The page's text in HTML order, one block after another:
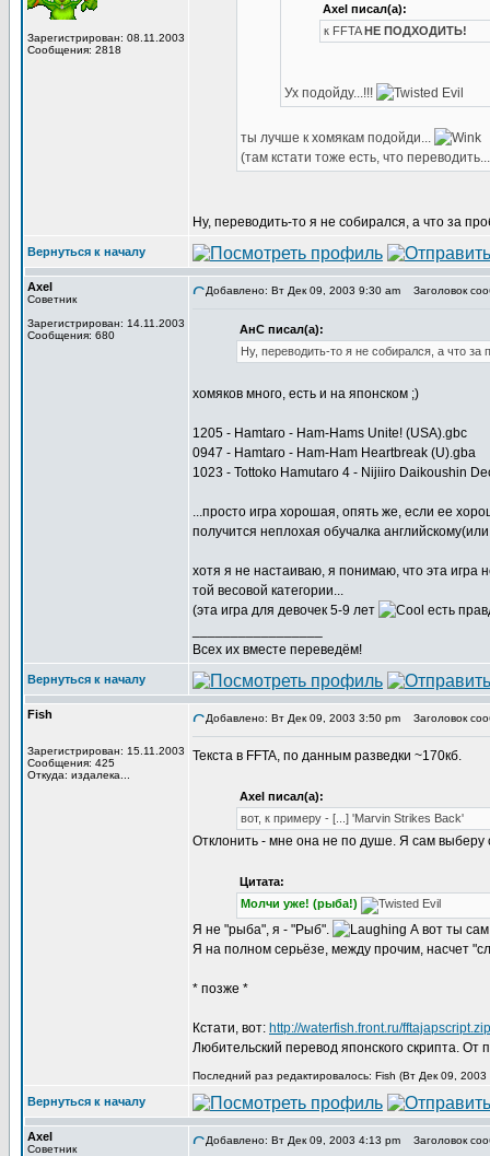
Зарегистрирован: 08.11.2003
Сообщения: 2818
Axel писал(а):
к FFTAНЕ ПОДХОДИТЬ!
Ух подойду...!!!
ты лучше к хомякам подойди...
(там кстати тоже есть, что
Ну, переводить-то я не собирался, а что за
Вернуться к началу
Axel
Советник
Зарегистрирован: 14.11.2003
Сообщения: 680
Добавлено: Вт Дек 09, 2003 9:30 am Заголовок
АнС писал(а):
Ну, переводить-то я не собирался, а что
хомяков много, есть и на японском ;)
1205 - Hamtaro - Ham-Hams Unite! (USA).gbc
0947 - Hamtaro - Ham-Ham Heartbreak (U).gba
1023 - Tottoko Hamutaro 4 - Nijiiro Daikoushin
...просто игра хорошая, опять же, если ее
получится неплохая обучалка
хотя я не настаиваю, я понимаю, что эта игра
той весовой категории...
(эта игра для девочек 5-9 лет
есть
Всех их вместе переведём!
Вернуться к началу
Fish
Зарегистрирован: 15.11.2003
Сообщения: 425
Откуда: издалека...
Добавлено: Вт Дек 09, 2003 3:50 pm Заголовок
Текста в FFTA, по данным разведки ~170кб.
Axel писал(а):
вот, к примеру - [...] 'Marvin Strikes Back'
Отклонить - мне она не по душе. Я сам выберу
Цитата:
Молчи уже! (рыба!)
Я не "рыба", я - "Рыб".
А вот ты
Я на полном серьёзе, между прочим, насчет
* позже *
Кстати, вот: http://waterfish.front.ru/fftajapscript.zip
Любительский перевод японского скрипта.
Последний раз редактировалось: Fish (Вт Дек 09,
Вернуться к началу
Axel
Советник
Добавлено: Вт Дек 09, 2003 4:13 pm Заголовок